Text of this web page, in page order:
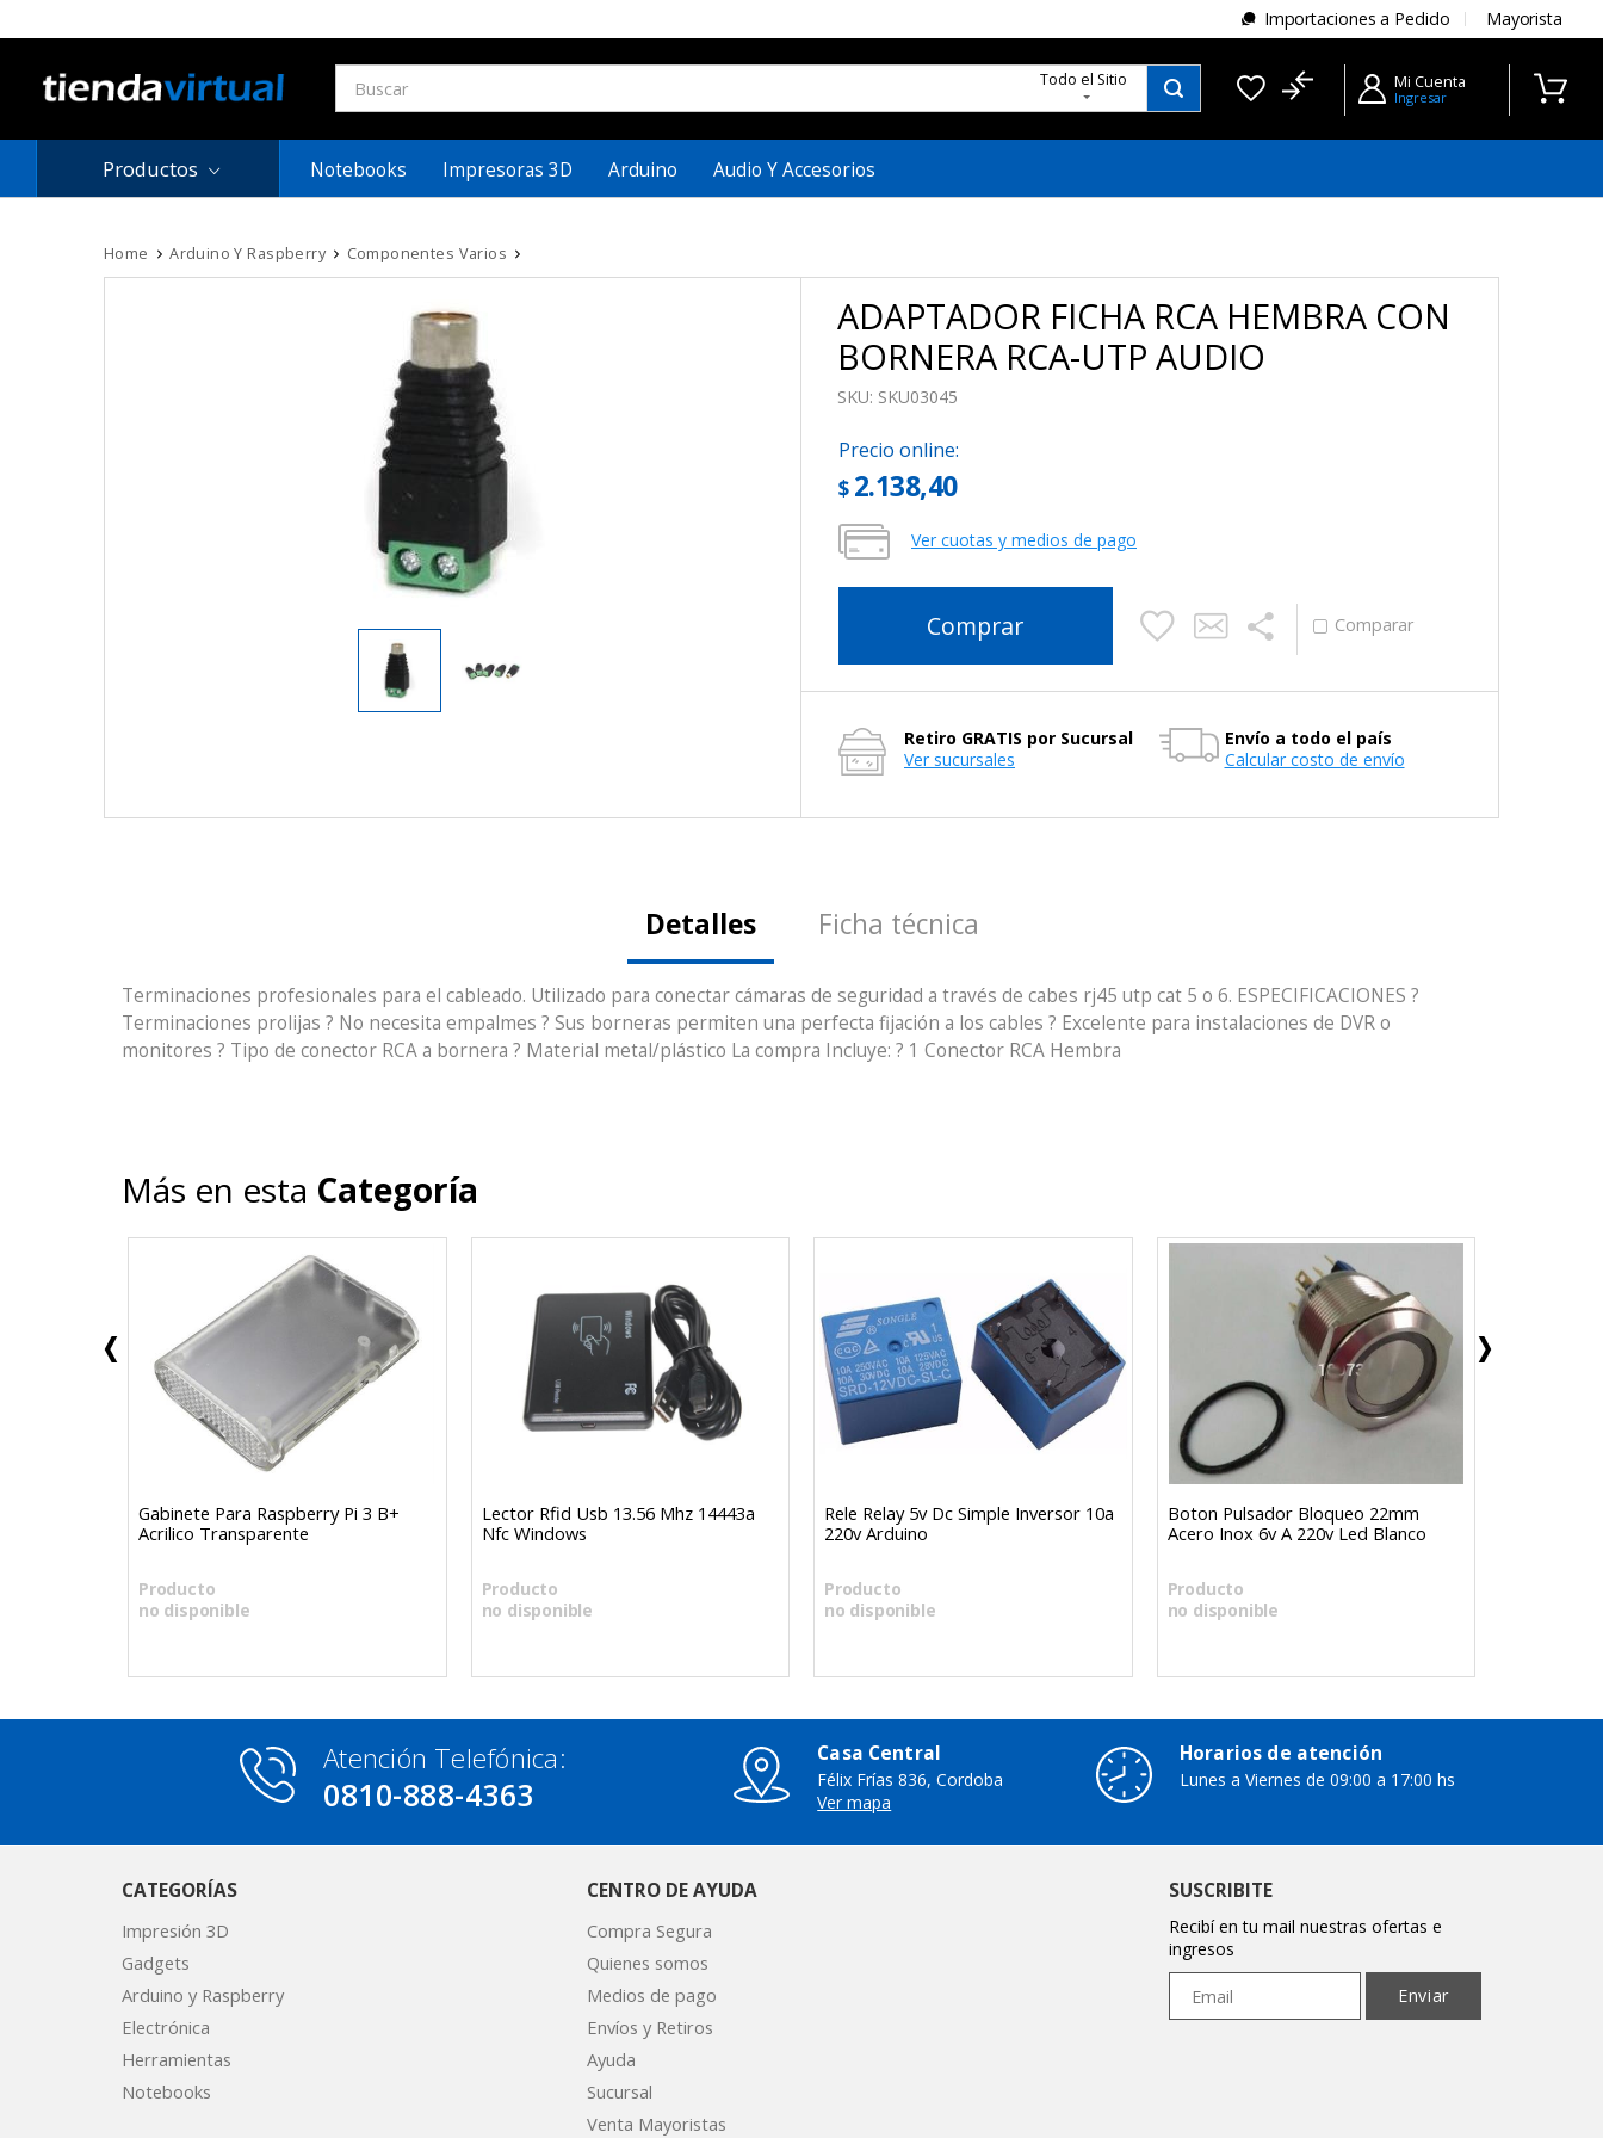
Importaciones a Pedido Mayorista
Todo el Sitio Mi Cuenta
Ingresar
Productos Notebooks Impresoras 3D Arduino Audio Y Accesorios
Home Arduino Y Raspberry Componentes Varios
ADAPTADOR FICHA RCA HEMBRA CON
BORNERA RCA-UTP AUDIO
SKU: SKU03045
Precio online:
$ 2.138,40
Ver cuotas y medios de pago
Comprar
Retiro GRATIS por Sucursal
Ver sucursales
Envío a todo el país
Calcular costo de envío
Detalles Ficha técnica
Terminaciones profesionales para el cableado. Utilizado para conectar cámaras de seguridad a través de cabes rj45 utp cat 5 o 6. ESPECIFICACIONES ?
Terminaciones prolijas ? No necesita empalmes ? Sus borneras permiten una perfecta fijación a los cables ? Excelente para instalaciones de DVR o
monitores ? Tipo de conector RCA a bornera ? Material metal/plástico La compra Incluye: ? 1 Conector RCA Hembra
Más en esta Categoría
Gabinete Para Raspberry Pi 3 B+
Acrilico Transparente
Producto
no disponible
Lector Rfid Usb 13.56 Mhz 14443a
Nfc Windows
Producto
no disponible
Rele Relay 5v Dc Simple Inversor 10a
220v Arduino
Producto
no disponible
Boton Pulsador Bloqueo 22mm
Acero Inox 6v A 220v Led Blanco
Producto
no disponible
Atención Telefónica:
0810-888-4363
Casa Central
Félix Frías 836, Cordoba
Ver mapa
Horarios de atención
Lunes a Viernes de 09:00 a 17:00 hs
CATEGORÍAS
Impresión 3D
Gadgets
Arduino y Raspberry
Electrónica
Herramientas
Notebooks
CENTRO DE AYUDA
Compra Segura
Quienes somos
Medios de pago
Envíos y Retiros
Ayuda
Sucursal
Venta Mayoristas
SUSCRIBITE
Recibí en tu mail nuestras ofertas e
ingresos